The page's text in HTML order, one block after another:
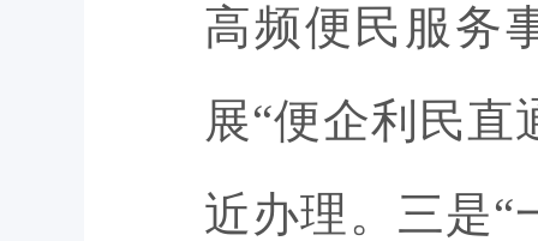
高频便民服务
展“便企利民
近办理。三是“